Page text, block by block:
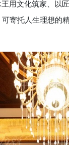
文化筑家、以
寄托人生理想的